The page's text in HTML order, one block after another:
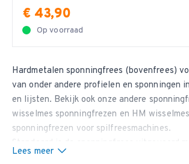
€ 43,90
Op voorraad
Hardmetalen sponningfrees (bovenfrees)
van onder andere profielen en sponningen
en lijsten. Bekijk ook onze andere
wisselmes sponningfrezen en HM wisselmes
sponningfrezen voor spilfreesmachines.
geleidelager Ø 13 (sponningdiepte 9,5 mm.).
Lees meer